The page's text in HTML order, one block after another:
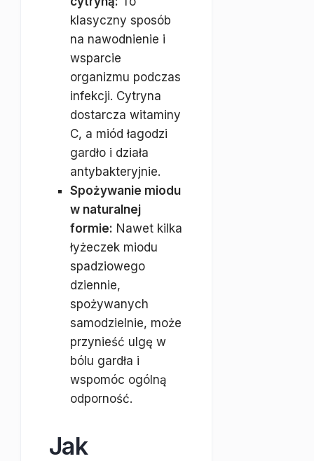
klasyczny sposób
na nawodnienie i
wsparcie
organizmu podczas
infekcji. Cytryna
dostarcza witaminy
C, a miód łagodzi
gardło i działa
antybakteryjnie.
Spożywanie miodu
w naturalnej
formie: Nawet kilka
łyżeczek miodu
spadziowego
dziennie,
spożywanych
samodzielnie, może
przynieść ulgę w
bólu gardła i
wspomóc ogólną
odporność.
Jak